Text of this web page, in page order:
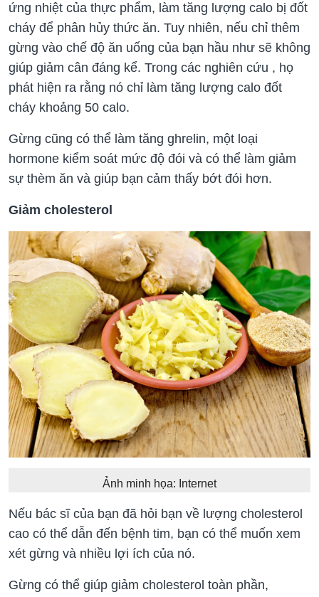
ứng nhiệt của thực phẩm, làm tăng lượng calo bị đốt
cháy để phân hủy thức ăn. Tuy nhiên, nếu chỉ thêm
gừng vào chế độ ăn uống của bạn hầu như sẽ không
giúp giảm cân đáng kể. Trong các nghiên cứu , họ
phát hiện ra rằng nó chỉ làm tăng lượng calo đốt
cháy khoảng 50 calo.
Gừng cũng có thể làm tăng ghrelin, một loại
hormone kiểm soát mức độ đói và có thể làm giảm
sự thèm ăn và giúp bạn cảm thấy bớt đói hơn.
Giảm cholesterol
Ảnh minh họa: Internet
Nếu bác sĩ của bạn đã hỏi bạn về lượng cholesterol
cao có thể dẫn đến bệnh tim, bạn có thể muốn xem
xét gừng và nhiều lợi ích của nó.
Gừng có thể giúp giảm cholesterol toàn phần,